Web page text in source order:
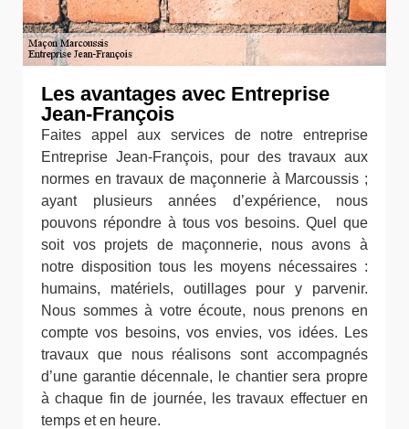
Les avantages avec Entreprise
Jean-François
Faites appel aux services de notre entreprise
Entreprise Jean-François, pour des travaux aux
normes en travaux de maçonnerie à Marcoussis ;
ayant plusieurs années d’expérience, nous
pouvons répondre à tous vos besoins. Quel que
soit vos projets de maçonnerie, nous avons à
notre disposition tous les moyens nécessaires :
humains, matériels, outillages pour y parvenir.
Nous sommes à votre écoute, nous prenons en
compte vos besoins, vos envies, vos idées. Les
travaux que nous réalisons sont accompagnés
d’une garantie décennale, le chantier sera propre
à chaque fin de journée, les travaux effectuer en
temps et en heure.